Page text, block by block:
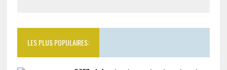
LES PLUS POPULAIRES: